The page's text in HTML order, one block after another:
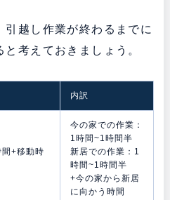
引越し作業が終わるまでに
考えておきましょう。
内訳
+移動時
今の家での作業：
1時間~1時間半
新居での作業：1
時間~1時間半
+今の家から新居
に向かう時間